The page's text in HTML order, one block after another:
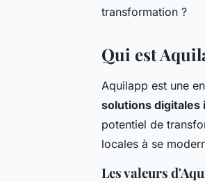
transformation ?
Qui est
Aquilapp est une
solutions digitales
potentiel de
locales à se
Les valeurs